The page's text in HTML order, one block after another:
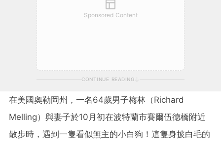
Sponsored Content
CONTINUE READING
在美國奧勒岡州，一名64歲男子梅林（Richard
Melling）與妻子於10月初在波特蘭市賽爾伍德橋附近
散步時，遇到一隻看似無主的小白狗！這隻身披白毛的